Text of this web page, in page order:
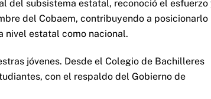
del subsistema estatal, reconoció el esfuerzo
del Cobaem, contribuyendo a posicionarlo
nivel estatal como nacional.
jóvenes. Desde el Colegio de Bachilleres
con el respaldo del Gobierno de